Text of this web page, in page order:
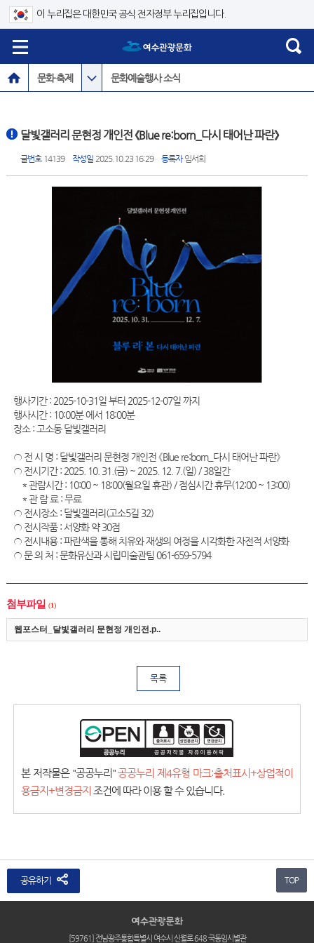
이 누리집은 대한민국 공식 전자정부 누리집입니다.
문화·축제 문화예술행사 소식
달빛갤러리 문현정 개인전 《Blue re:born_다시 태어난 파란》
글번호 14139 작성일 2025.10.23 16:29 등록자 임서희
행사기간 : 2025-10-31일 부터 2025-12-07일 까지
행사시간 : 10:00분 에서 18:00분
장소 : 고소동 달빛갤러리
○ 전 시 명 : 달빛갤러리 문현정 개인전 《Blue re:born_다시 태어난 파란》
○ 전시기간 : 2025. 10. 31.(금) ~ 2025. 12. 7.(일) / 38일간
* 관람시간 : 10:00 ~ 18:00(월요일 휴관) / 점심시간 휴무(12:00 ~ 13:00)
* 관 람 료 : 무료
○ 전시장소 : 달빛갤러리(고소5길 32)
○ 전시작품 : 서양화 약 30점
○ 전시내용 : 파란색을 통해 치유와 재생의 여정을 시각화한 자전적 서양화
○ 문 의 처 : 문화유산과 시립미술관팀 061-659-5794
첨부파일 (1)
웹포스터_달빛갤러리 문현정 개인전.p..
목록
본 저작물은 "공공누리"공공누리 제4유형 마크:출처표시+상업적이
용금지+변경금지 조건에 따라 이용 할 수 있습니다.
공유하기 TOP
[59761] 전남광주통합특별시 여수시 신월로 648 국동임시별관